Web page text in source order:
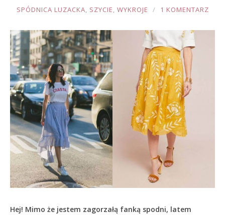
JOULE
SPÓDNICA LUZACKA, SZYCIE, WYKROJE 1 KOMENTARZ
Hej! Mimo że jestem zagorzałą fanką spodni, latem